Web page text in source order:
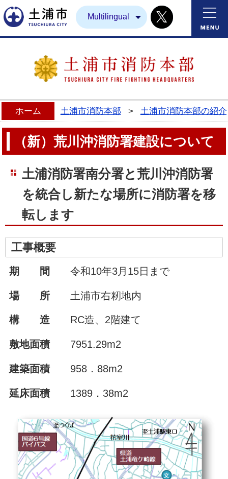
土浦市Multilingual Twitter
ホーム 土浦市消防本部 > 土浦市消防本部の紹介
（新）荒川沖消防署建設について
土浦消防署南分署と荒川沖消防署
を統合し新たな場所に消防署を移
転します
工事概要
期 間 令和10年3月15日まで
場 所土浦市右籾地内
構 造RC造、2階建て
敷地面積7951.29m2
建築面積 958．88m2
延床面積1389．38m2